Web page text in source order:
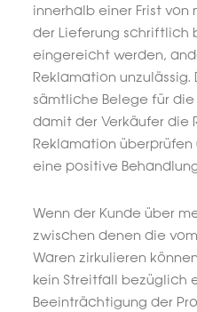
innerhalb einer Frist von
der Lieferung schriftlich
eingereicht werden,
Reklamation
sämtliche Belege für
damit der Verkäufer die
Reklamation
eine positive
Wenn der Kunde über
zwischen denen die
Waren zirkulieren
kein Streitfall bezüglich
Beeinträchtigung der